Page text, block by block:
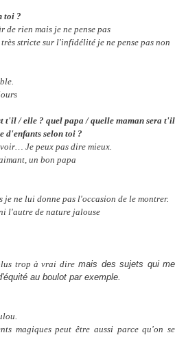
toi ?
de rien mais je ne pense pas
stricte sur l'infidélité je ne pense pas non
t'il / elle ? quel papa / quelle maman sera t'il
d'enfants selon toi ?
Je peux pas dire mieux.
un bon papa
je ne lui donne pas l'occasion de le montrer.
l'autre de nature jalouse
trop à vrai dire mais des sujets qui me
au boulot par exemple.
magiques peut être aussi parce qu'on se